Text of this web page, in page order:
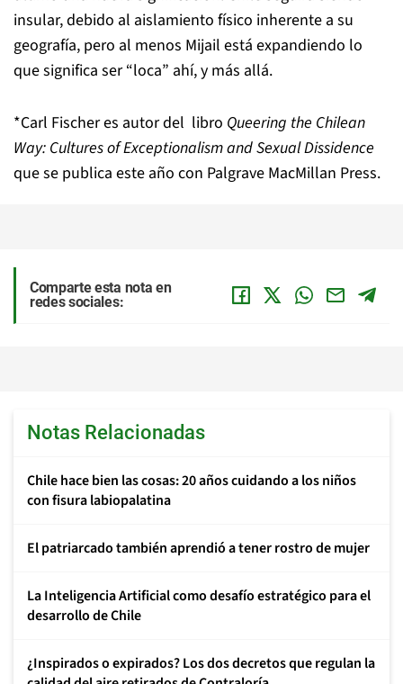
insular, debido al aislamiento físico inherente a su
geografía, pero al menos Mijail está expandiendo lo
que significa ser “loca” ahí, y más allá.
*Carl Fischer es autor del libro Queering the Chilean
Way: Cultures of Exceptionalism and Sexual Dissidence
que se publica este año con Palgrave MacMillan Press.
Comparte esta nota en
redes sociales:
Notas Relacionadas
Chile hace bien las cosas: 20 años cuidando a los niños
con fisura labiopalatina
El patriarcado también aprendió a tener rostro de mujer
La Inteligencia Artificial como desafío estratégico para el
desarrollo de Chile
¿Inspirados o expirados? Los dos decretos que regulan la